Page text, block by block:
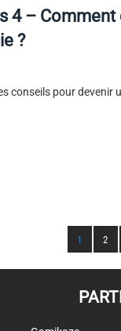
4 –
?
conseils pour devenir
1 2